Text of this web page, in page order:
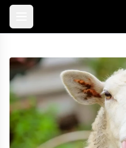
Skip to content